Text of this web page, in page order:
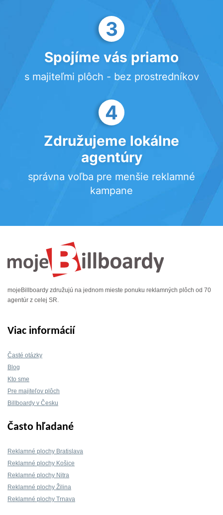
3
Spojíme vás priamo
s majiteľmi plôch - bez prostredníkov
4
Združujeme lokálne
agentúry
správna voľba pre menšie reklamné
kampane
mojeBillboardy združujú na jednom mieste ponuku reklamných plôch od 70
agentúr z celej SR.
Viac informácií
Časté otázky
Blog
Kto sme
Pre majiteľov plôch
Billboardy v Česku
Často hľadané
Reklamné plochy Bratislava
Reklamné plochy Košice
Reklamné plochy Nitra
Reklamné plochy Žilina
Reklamné plochy Trnava